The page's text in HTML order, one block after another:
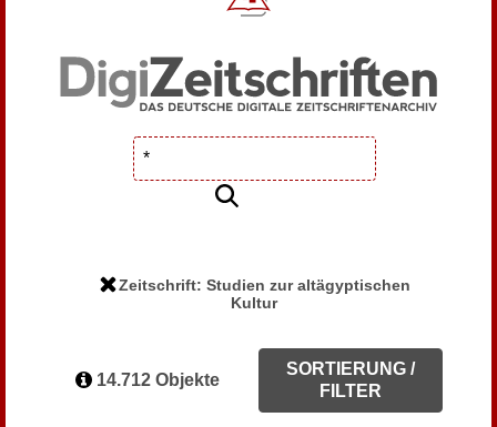
Zeitschrift: Studien zur altägyptischen
Kultur
14.712 Objekte
SORTIERUNG /
FILTER